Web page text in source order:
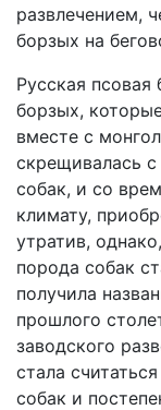
развлечением,
борзых на
Русская псовая
борзых,
вместе с
скрещивалась
собак, и со
климату,
утратив,
порода собак
получила
прошлого
заводского
стала
собак и